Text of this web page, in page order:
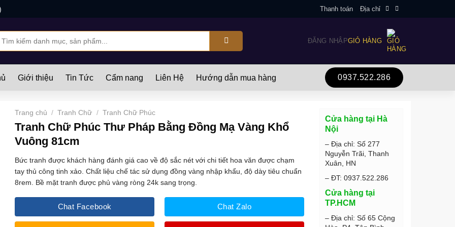
Thanh toán Địa chỉ
ĐĂNG NHẬPGIỎ HÀNG
Giới thiệu Tin Tức Cẩm nang Liên Hệ Hướng dẫn mua hàng 0937.522.286
Trang chủ / Tranh Chữ / Tranh Chữ Phúc
Tranh Chữ Phúc Thư Pháp Bằng Đồng Mạ Vàng Khổ
Vuông 81cm
Bức tranh được khách hàng đánh giá cao về độ sắc nét với chi tiết hoa văn được chạm
tay thủ công tinh xảo. Chất liệu chế tác sử dụng đồng vàng nhập khẩu, độ dày tiêu chuẩn
8rem. Bề mặt tranh được phủ vàng ròng 24k sang trọng.
Chat Facebook Chat Zalo
Cửa hàng tại Hà
Nội
– Địa chỉ: Số 277
Nguyễn Trãi, Thanh
Xuân, HN
– ĐT: 0937.522.286
Cửa hàng tại
TP.HCM
– Địa chỉ: Số 65 Cộng